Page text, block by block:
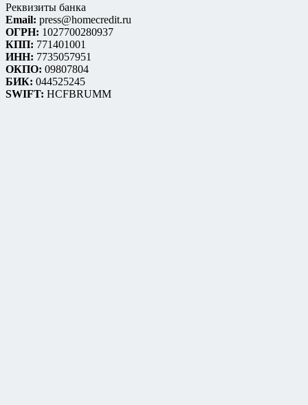
Реквизиты банка
Email: press@homecredit.ru
ОГРН: 1027700280937
КПП: 771401001
ИНН: 7735057951
ОКПО: 09807804
БИК: 044525245
SWIFT: HCFBRUMM